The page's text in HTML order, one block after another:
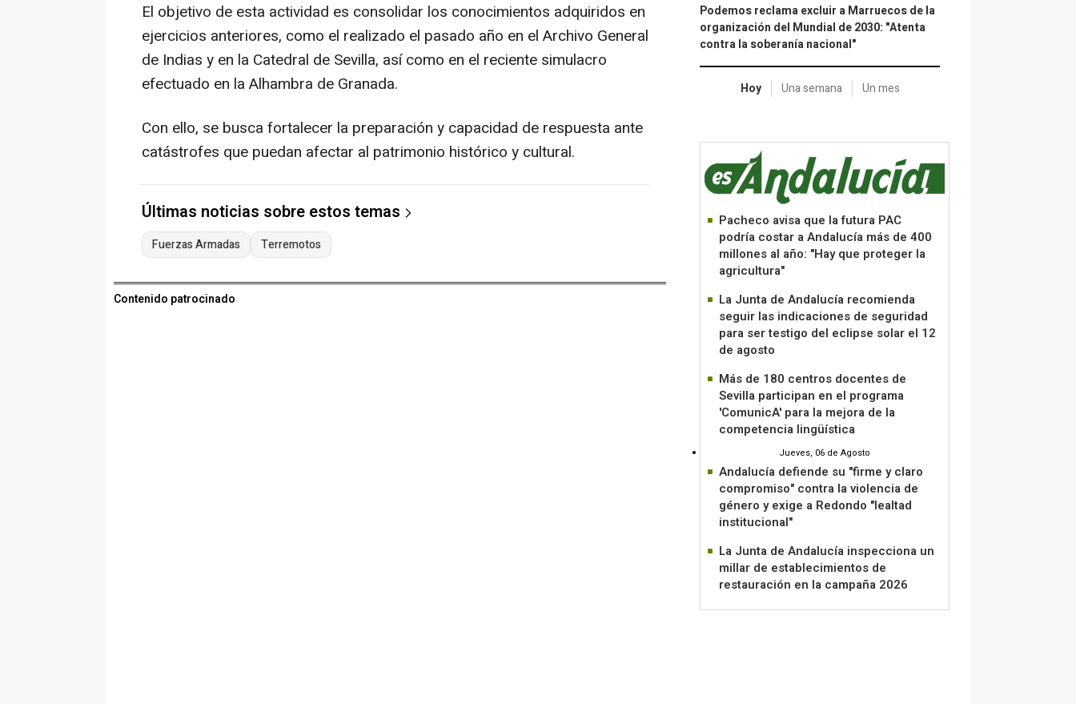
El objetivo de esta actividad es consolidar los conocimientos adquiridos en
ejercicios anteriores, como el realizado el pasado año en el Archivo General
de Indias y en la Catedral de Sevilla, así como en el reciente simulacro
efectuado en la Alhambra de Granada.
Con ello, se busca fortalecer la preparación y capacidad de respuesta ante
catástrofes que puedan afectar al patrimonio histórico y cultural.
Últimas noticias sobre estos temas
Fuerzas Armadas Terremotos
Contenido patrocinado
Podemos reclama excluir a Marruecos de la
organización del Mundial de 2030: "Atenta
contra la soberanía nacional"
Hoy Una semana Un mes
Pacheco avisa que la futura PAC
podría costar a Andalucía más de 400
millones al año: "Hay que proteger la
agricultura"
La Junta de Andalucía recomienda
seguir las indicaciones de seguridad
para ser testigo del eclipse solar el 12
de agosto
Más de 180 centros docentes de
Sevilla participan en el programa
'ComunicA' para la mejora de la
competencia lingüística
Jueves, 06 de Agosto
Andalucía defiende su "firme y claro
compromiso" contra la violencia de
género y exige a Redondo "lealtad
institucional"
La Junta de Andalucía inspecciona un
millar de establecimientos de
restauración en la campaña 2026